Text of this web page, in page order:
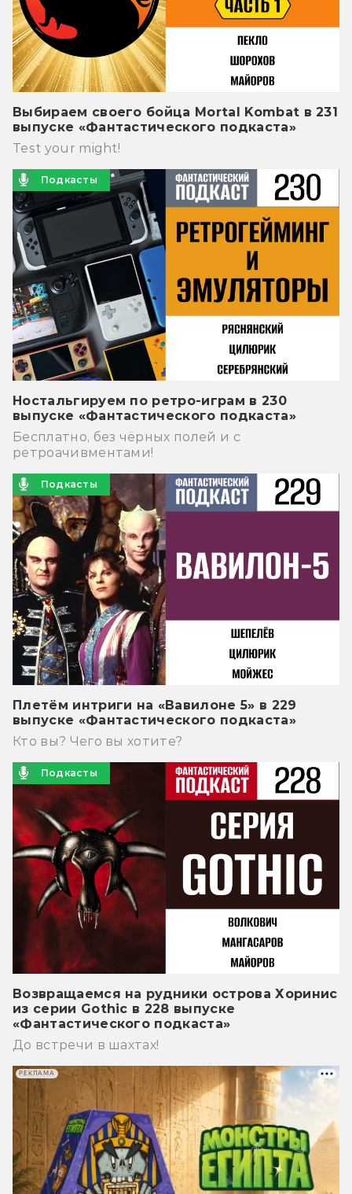
Выбираем своего бойца Mortal Kombat в 231
выпуске «Фантастического подкаста»
Test your might!
Подкасты
Ностальгируем по ретро-играм в 230
выпуске «Фантастического подкаста»
Бесплатно, без чёрных полей и с
ретроачивментами!
Подкасты
Плетём интриги на «Вавилоне 5» в 229
выпуске «Фантастического подкаста»
Кто вы? Чего вы хотите?
Подкасты
Возвращаемся на рудники острова Хоринис
из серии Gothic в 228 выпуске
«Фантастического подкаста»
До встречи в шахтах!
РЕКЛАМА